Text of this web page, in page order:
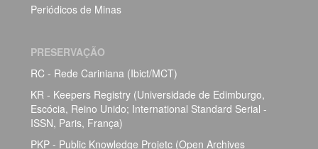
Periódicos de Minas
PRESERVAÇÃO
RC - Rede Cariniana (Ibict/MCT)
KR - Keepers Registry (Universidade de Edimburgo,
Escócia, Reino Unido; International Standard Serial -
ISSN, Paris, França)
PKP - Public Knowledge Projetc (Open Archives